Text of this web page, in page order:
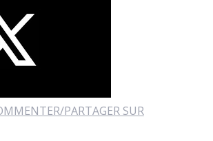
PARTAGER SUR